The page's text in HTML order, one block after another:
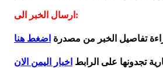
ارسال الخبر الى:
تفاصيل الخبر من مصدرة اضغط هنا
تجدونها على الرابط اخبار اليمن الان